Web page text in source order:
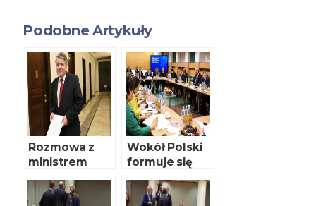
Podobne Artykuły
Rozmowa z
ministrem
Krzysztofem
Jurgielem cz. I
Wokół Polski
formuje się
europejska
koalicja